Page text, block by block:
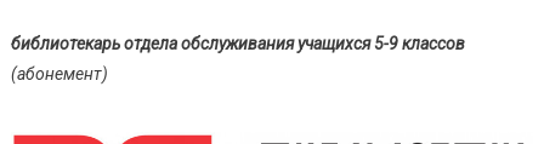
библиотекарь отдела обслуживания учащихся 5-9 классов
(абонемент)